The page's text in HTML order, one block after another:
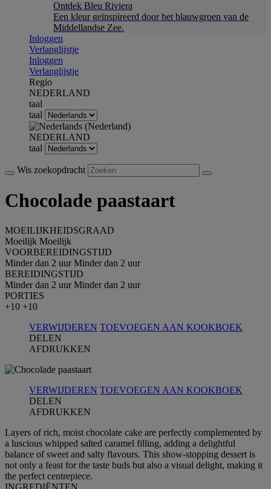
Ontdek Bleu Riviera
Een kleur geïnspireerd door het blauwgroen van de
Middellandse Zee.
Inloggen
Verlanglijstje
Inloggen
Verlanglijstje
Regio
NEDERLAND
taal
taal
NEDERLAND
taal
Wis zoekopdracht
Chocolade paastaart
MOEILIJKHEIDSGRAAD
Moeilijk Moeilijk
VOORBEREIDINGSTIJD
Minder dan 2 uur Minder dan 2 uur
BEREIDINGSTIJD
Minder dan 2 uur Minder dan 2 uur
PORTIES
+10 +10
VERWIJDEREN TOEVOEGEN AAN KOOKBOEK
DELEN
AFDRUKKEN
VERWIJDEREN TOEVOEGEN AAN KOOKBOEK
DELEN
AFDRUKKEN
Layers of rich, moist chocolate cake are perfectly complemented by
a luscious whipped salted caramel filling, adding a delightful
balance of sweet and salty flavours. This show-stopping dessert is
not only a feast for the taste buds but also a visual delight, making it
the perfect centrepiece.
INGREDIЁNTEN